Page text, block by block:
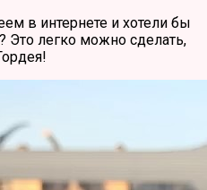
в интернете и хотели бы
Это легко можно сделать,